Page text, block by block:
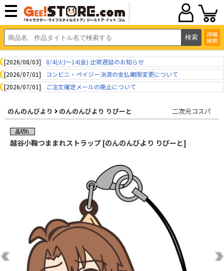
詳細
検索
[2026/08/03]
8/4(火)～14(金) 出荷遅延のお知らせ
[2026/07/01]
コンビニ・ペイジー決済の支払期限変更について
[2026/07/01]
ご注文確定メールの廃止について
のんのんびより のんのんびより りぴーと 二次元コスパ
越谷小鞠つままれストラップ [のんのんびより りぴーと]